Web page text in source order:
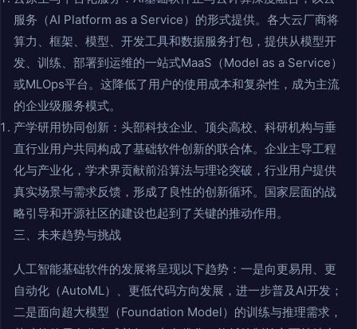
服务（AI Platform as a Service）的形式提供。各大云厂商将
算力、框架、模型、开发工具和数据服务打包，提供从模型开
发、训练、部署到运维的一站式MaaS（Model as a Service）
或MLOps平台。这降低了用户的使用成本和复杂性，成为主流
的企业级服务模式。
产学研用协同创新：头部科技企业、顶尖高校、科研机构与垂
直行业用户共同构成了基础软件创新的联合体。企业主导工程
化与产业化，学术界贡献前沿算法与理论突破，行业用户提供
真实场景与需求反馈，形成了良性的创新循环。国家层面的战
略引导和开源社区的建设也起到了关键的推动作用。
三、未来趋势与挑战
人工智能基础软件的发展将呈现以下趋势：一是向更易用、更
自动化（AutoML）、更低代码方向发展，进一步普及AI开发；
二是面向超大模型（Foundation Model）的训练与推理需求，